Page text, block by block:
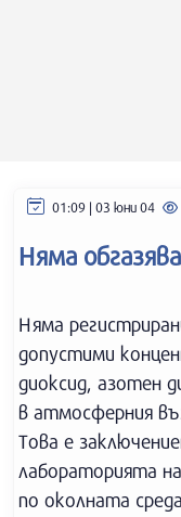
01:09 | 03 юни 04
Няма
Няма
допустими
диоксид, азотен
в атмосферния
Това е
лабораторията
по околната